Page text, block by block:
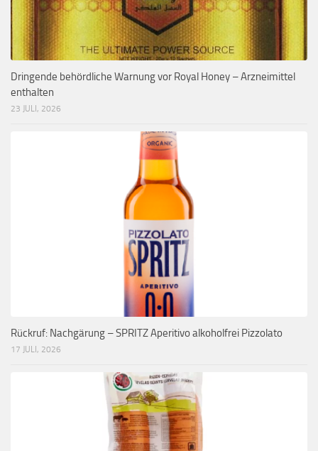
Dringende behördliche Warnung vor Royal Honey – Arzneimittel
enthalten
23 JULI, 2026
Rückruf: Nachgärung – SPRITZ Aperitivo alkoholfrei Pizzolato
17 JULI, 2026